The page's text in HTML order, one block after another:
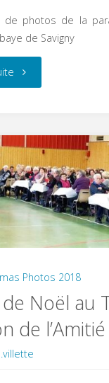
de photos de la
de Savigny
"1200
de
l’abbaye
:
la
dans
Photos 2018
Noël au
de l’Amitié